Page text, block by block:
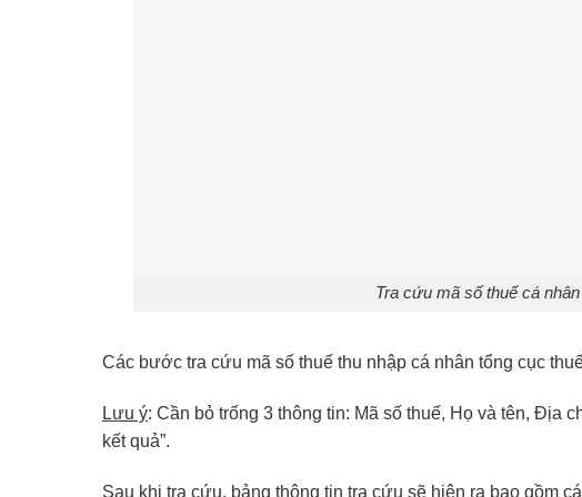
Tra cứu mã số thuế cá
Các bước tra cứu mã số thuế thu nhập cá nhân tổng cục
Lưu ý: Cần bỏ trống 3 thông tin: Mã số thuế, Họ và tên, Địa
kết quả”.
Sau khi tra cứu, bảng thông tin tra cứu sẽ hiện ra bao gồm